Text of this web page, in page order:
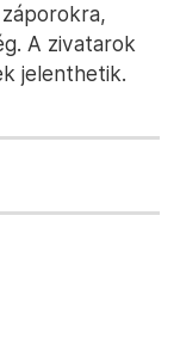
A zivatarok
jelenthetik.